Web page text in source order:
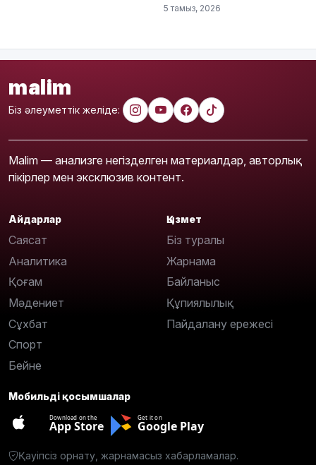
5 тамыз, 2026
malim
Біз әлеуметтік желіде:
Malim — анализге негізделген материалдар, авторлық
пікірлер мен эксклюзив контент.
Айдарлар
Саясат
Аналитика
Қоғам
Мәдениет
Сұхбат
Спорт
Бейне
Қызмет
Біз туралы
Жарнама
Байланыс
Құпиялылық
Пайдалану ережесі
Мобильді қосымшалар
Download on the
App Store
Get it on
Google Play
Қауіпсіз орнату, жарнамасыз хабарламалар.